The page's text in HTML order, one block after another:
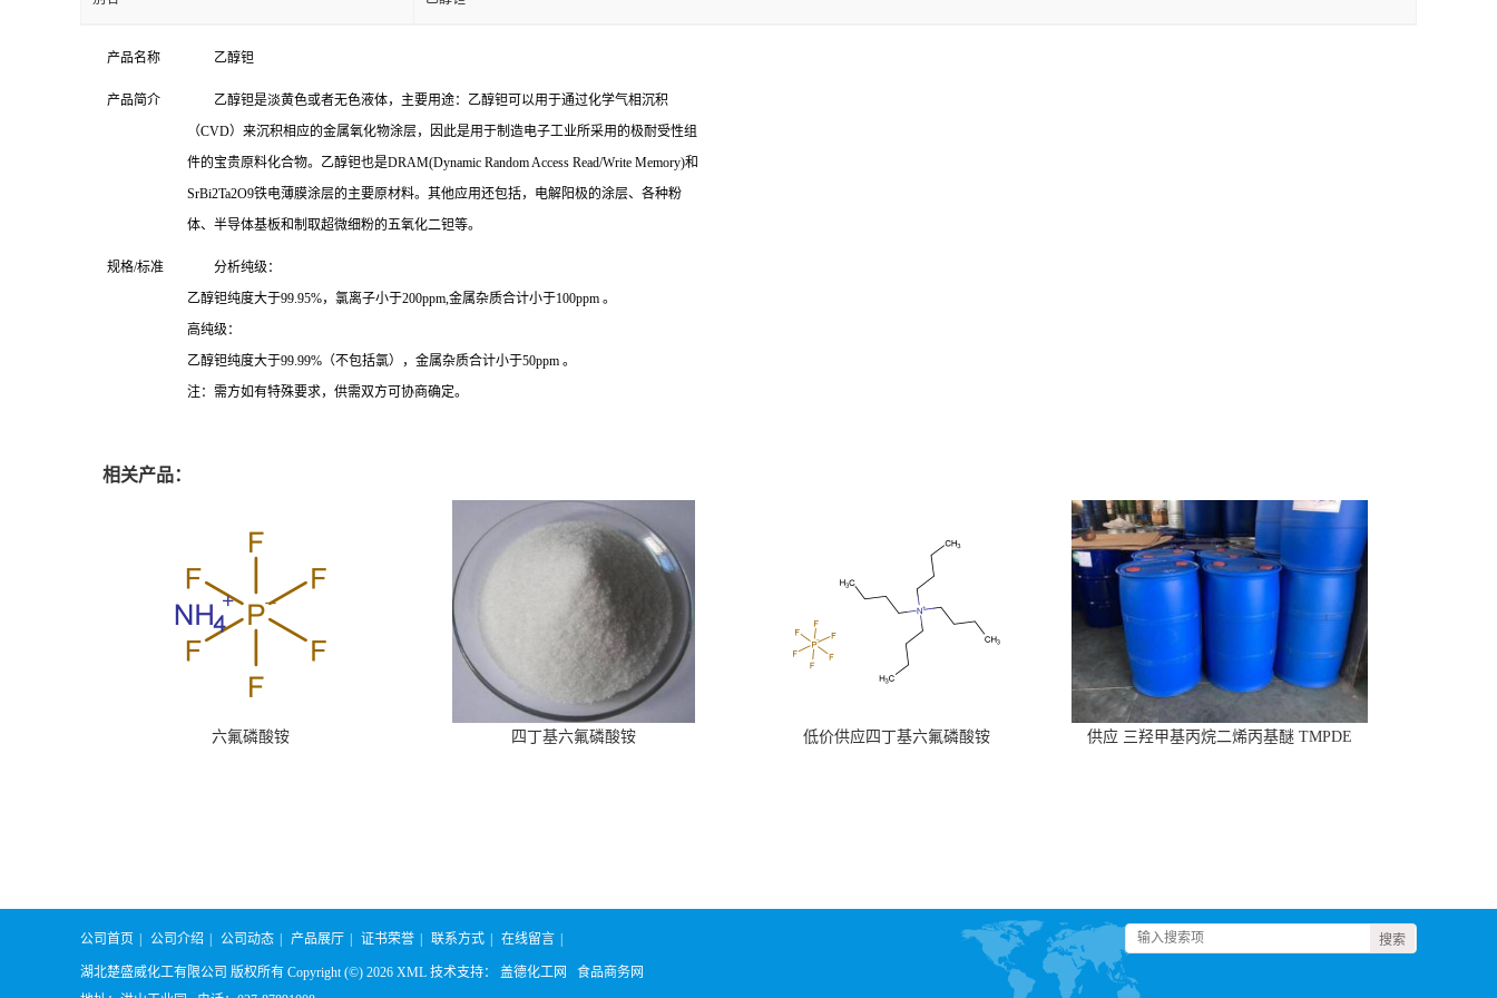
产品名称 乙醇钽
产品简介
乙醇钽是淡黄色或者无色液体，主要用途：乙醇钽可以用于通过化学气相沉积
（CVD）来沉积相应的金属氧化物涂层，因此是用于制造电子工业所采用的极耐受性组
件的宝贵原料化合物。乙醇钽也是DRAM(Dynamic Random Access Read/Write Memory)和
SrBi2Ta2O9铁电薄膜涂层的主要原材料。其他应用还包括，电解阳极的涂层、各种粉
体、半导体基板和制取超微细粉的五氧化二钽等。
规格/标准
分析纯级：
乙醇钽纯度大于99.95%，氯离子小于200ppm,金属杂质合计小于100ppm 。
高纯级：
乙醇钽纯度大于99.99%（不包括氯），金属杂质合计小于50ppm 。
注：需方如有特殊要求，供需双方可协商确定。
相关产品：
六氟磷酸铵 四丁基六氟磷酸铵 低价供应四丁基六氟磷酸铵
供应 三羟甲基丙烷二烯丙基醚 TMPDE
公司首页 公司介绍 公司动态 产品展厅 证书荣誉 联系方式 在线留言
湖北楚盛威化工有限公司 版权所有 Copyright (©) 2026 XML 技术支持： 盖德化工网
食品商务网